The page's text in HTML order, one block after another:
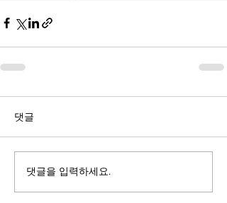
댓글
댓글을 입력하세요.